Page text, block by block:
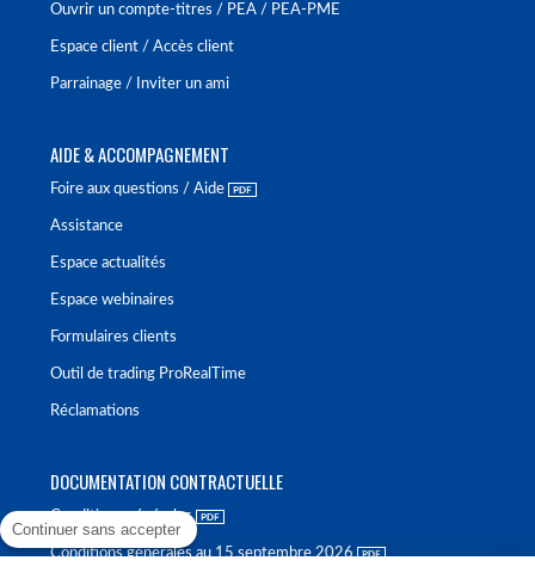
Ouvrir un compte-titres / PEA / PEA-PME
Espace client / Accès client
Parrainage / Inviter un ami
AIDE & ACCOMPAGNEMENT
Foire aux questions / Aide
Assistance
Espace actualités
Espace webinaires
Formulaires clients
Outil de trading ProRealTime
Réclamations
DOCUMENTATION CONTRACTUELLE
Conditions générales
Conditions générales au 15 septembre 2026
Continuer sans accepter